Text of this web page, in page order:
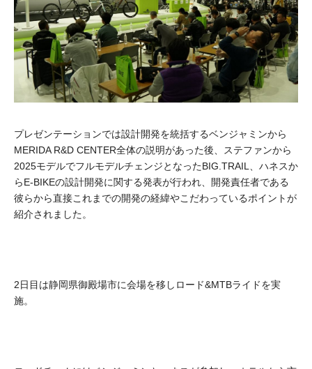
プレゼンテーションでは設計開発を統括するベンジャミンから
MERIDA R&D CENTER全体の説明があった後、ステファンから
2025モデルでフルモデルチェンジとなったBIG.TRAIL、ハネスか
らE-BIKEの設計開発に関する発表が行われ、開発責任者である
彼らから直接これまでの開発の経緯やこだわっているポイントが
紹介されました。
2日目は静岡県御殿場市に会場を移しロード&MTBライドを実
施。